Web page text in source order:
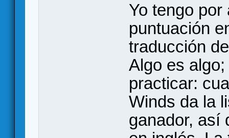
Yo tengo
puntuación
traducción
Algo es
practicar:
Winds da la
ganador, así